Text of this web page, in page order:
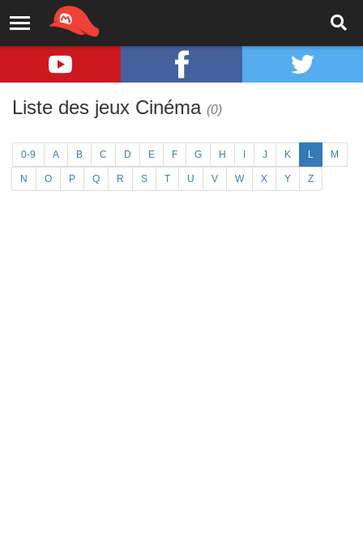
Liste des jeux Cinéma (0)
0-9 A B C D E F G H J K L M
N O P Q R S T U V W X Y Z